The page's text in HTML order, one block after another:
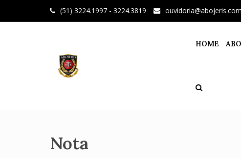
(51) 3224.1997 - 3224.3819
HOME
Nota